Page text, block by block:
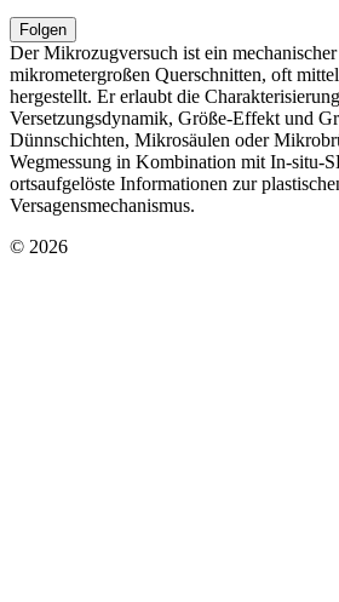
Folgen
Der Mikrozugversuch ist ein
mikrometergroßen Querschnitten, oft
hergestellt. Er erlaubt die
Versetzungsdynamik, Größe-Effekt und
Dünnschichten, Mikrosäulen oder
Wegmessung in Kombination mit In-situ-
ortsaufgelöste Informationen zur
Versagensmechanismus.
© 2026